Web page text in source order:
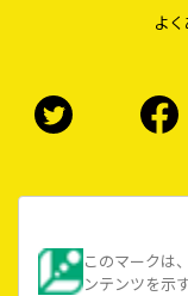
よ
このマークは
ンテンツを示